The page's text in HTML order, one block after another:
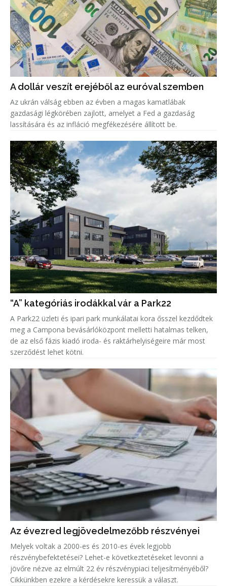
A dollár veszít erejéből az euróval szemben
Az ukrán válság ebben az évben a magas kamatlábak
gazdasági légkörében zajlott, amelyet a Fed a gazdaság
lassítására és az infláció megfékezésére állított be.
“A” kategóriás irodákkal vár a Park22
A Park22 üzleti és ipari park munkálatai kora ősszel kezdődtek
meg a Campona bevásárlóközpont melletti hatalmas telken,
de az első fázis kiadó iroda- és raktárhelyiségeire már most
szerződést lehet kötni.
Az évezred legjövedelmezőbb részvényei
Melyek voltak a 2000-es és 2010-es évek legjobb
részvénybefektetései? Lehet-e következtetéseket levonni a
jövőre nézve az elmúlt 22 év részvénypiaci teljesítményéből?
Cikkünkben ezekre a kérdésekre keressük a választ.